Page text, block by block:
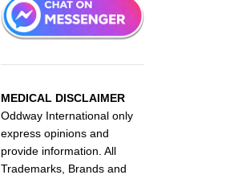
MEDICAL DISCLAIMER
Oddway International only
express opinions and
provide information. All
Trademarks, Brands and